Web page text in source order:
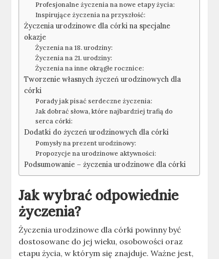
Profesjonalne życzenia na nowe etapy życia:
Inspirujące życzenia na przyszłość:
Życzenia urodzinowe dla córki na specjalne
okazje
Życzenia na 18. urodziny:
Życzenia na 21. urodziny:
Życzenia na inne okrągłe rocznice:
Tworzenie własnych życzeń urodzinowych dla
córki
Porady jak pisać serdeczne życzenia:
Jak dobrać słowa, które najbardziej trafią do
serca córki:
Dodatki do życzeń urodzinowych dla córki
Pomysły na prezent urodzinowy:
Propozycje na urodzinowe aktywności:
Podsumowanie – życzenia urodzinowe dla córki
Jak wybrać odpowiednie
życzenia?
Życzenia urodzinowe dla córki powinny być
dostosowane do jej wieku, osobowości oraz
etapu życia, w którym się znajduje. Ważne jest,